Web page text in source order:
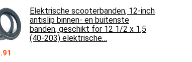
Elektrische scooterbanden, 12-inch
antislip binnen- en buitenste
banden, geschikt for 12 1/2 x 1,5
(40-203) elektrische…